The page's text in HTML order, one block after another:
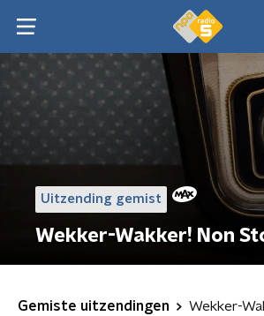
Uitzending gemist
Wekker-Wakker! Non
Gemiste uitzendingen Wekker-